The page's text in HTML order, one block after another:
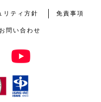
リティ方針 免責事項
お問い合わせ